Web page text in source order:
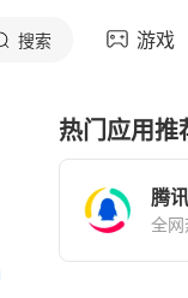
搜索 游戏
热门应用推
腾
全